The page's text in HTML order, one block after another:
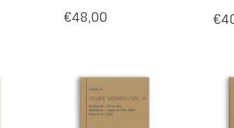
€48,00 €